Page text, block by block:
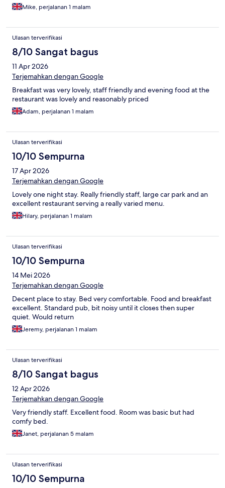
Mike, perjalanan 1 malam
Ulasan terverifikasi
8/10 Sangat bagus
11 Apr 2026
Terjemahkan dengan Google
Breakfast was very lovely, staff friendly and evening food at the
restaurant was lovely and reasonably priced
Adam, perjalanan 1 malam
Ulasan terverifikasi
10/10 Sempurna
17 Apr 2026
Terjemahkan dengan Google
Lovely one night stay. Really friendly staff, large car park and an
excellent restaurant serving a really varied menu.
Hilary, perjalanan 1 malam
Ulasan terverifikasi
10/10 Sempurna
14 Mei 2026
Terjemahkan dengan Google
Decent place to stay. Bed very comfortable. Food and breakfast
excellent. Standard pub, bit noisy until it closes then super
quiet. Would return
Jeremy, perjalanan 1 malam
Ulasan terverifikasi
8/10 Sangat bagus
12 Apr 2026
Terjemahkan dengan Google
Very friendly staff. Excellent food. Room was basic but had
comfy bed.
Janet, perjalanan 5 malam
Ulasan terverifikasi
10/10 Sempurna